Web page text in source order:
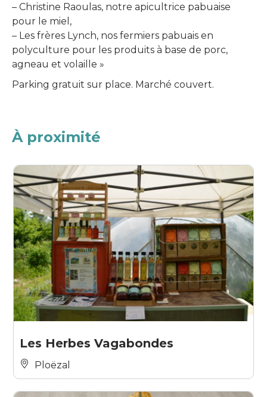
– Christine Raoulas, notre apicultrice pabuaise
pour le miel,
– Les frères Lynch, nos fermiers pabuais en
polyculture pour les produits à base de porc,
agneau et volaille »
Parking gratuit sur place. Marché couvert.
À proximité
Les Herbes Vagabondes
Ploëzal